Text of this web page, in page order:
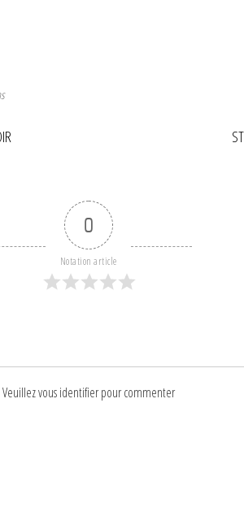
0
Notation article
Veuillez vous identifier pour commenter